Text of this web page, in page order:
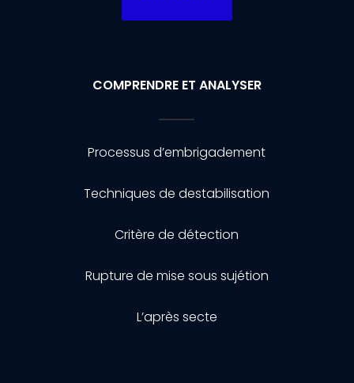
COMPRENDRE ET ANALYSER
Processus d’embrigadement
Techniques de destabilisation
Critère de détection
Rupture de mise sous sujétion
L’après secte